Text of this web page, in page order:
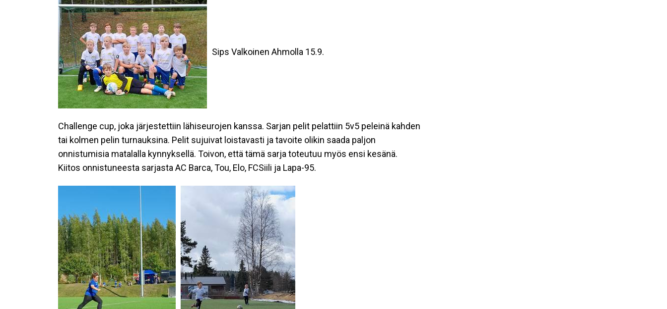
Sips Valkoinen Ahmolla 15.9.
Challenge cup, joka järjestettiin lähiseurojen kanssa. Sarjan pelit pelattiin 5v5 peleinä kahden
tai kolmen pelin turnauksina. Pelit sujuivat loistavasti ja tavoite olikin saada paljon
onnistumisia matalalla kynnyksellä. Toivon, että tämä sarja toteutuu myös ensi kesänä.
Kiitos onnistuneesta sarjasta AC Barca, Tou, Elo, FCSiili ja Lapa-95.